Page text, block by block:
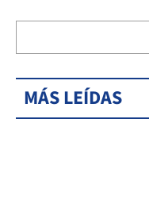
MÁS LEÍDAS